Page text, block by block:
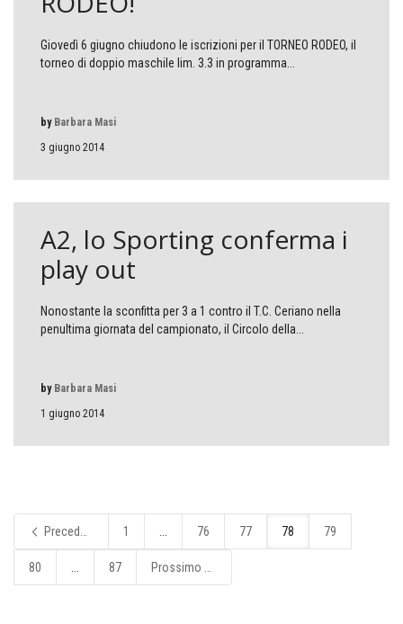
Giovedì 6 giugno chiudono le iscrizioni per il TORNEO RODEO, il
torneo di doppio maschile lim. 3.3 in programma...
3 giugno 2014
by Barbara Masi
A2, lo Sporting conferma i
play out
Nonostante la sconfitta per 3 a 1 contro il T.C. Ceriano nella
penultima giornata del campionato, il Circolo della...
1 giugno 2014
by Barbara Masi
Precedente 1 ... 76 77 78 79
80 ... 87 Prossimo